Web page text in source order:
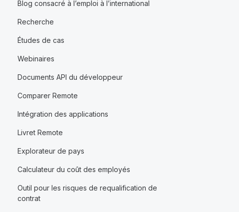
Blog consacré à l’emploi à l’international
Recherche
Études de cas
Webinaires
Documents API du développeur
Comparer Remote
Intégration des applications
Livret Remote
Explorateur de pays
Calculateur du coût des employés
Outil pour les risques de requalification de
contrat